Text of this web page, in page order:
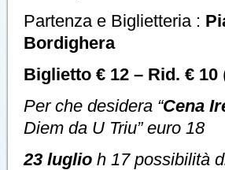
Partenza e Biglietteria :
Bordighera
Biglietto € 12 – Rid. € 10
Per che desidera “Cena
Diem da U Triu” euro 18
23 luglio h 17 possibilità